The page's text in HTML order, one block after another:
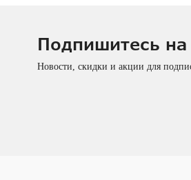
Подпишитесь
Новости, скидки и акции для